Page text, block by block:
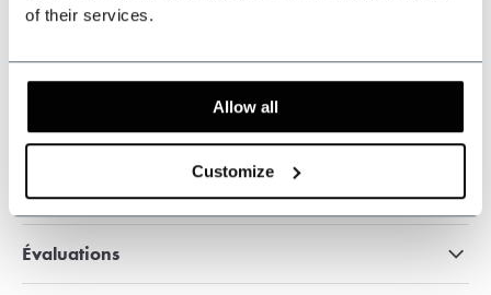
of their services.
Allow all
Customize
Partager ce produit
Évaluations